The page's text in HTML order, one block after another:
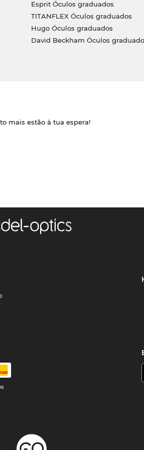
Esprit Óculos graduados
TITANFLEX Óculos graduados
Hugo Óculos graduados
David Beckham Óculos
mais estão à tua espera!